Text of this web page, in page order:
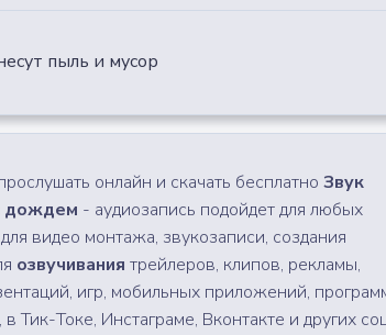
пыль и мусор
онлайн и скачать бесплатноЗвук
дождем - аудиозапись подойдет для любых
видео монтажа, звукозаписи, создания
озвучивания трейлеров, клипов, рекламы,
игр, мобильных приложений,
Тик-Токе, Инстаграме, Вконтакте и других